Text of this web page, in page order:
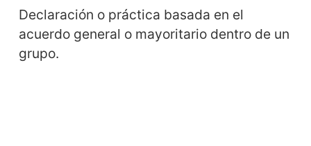
Declaración o práctica basada en el
acuerdo general o mayoritario dentro de un
grupo.